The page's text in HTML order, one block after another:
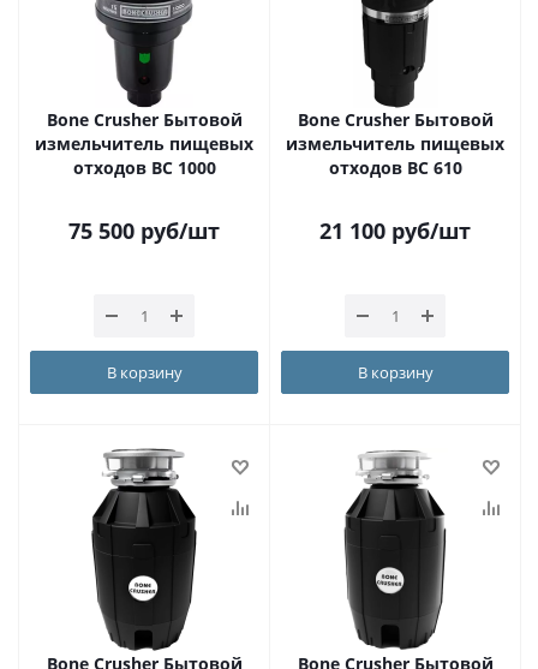
Bone Crusher Бытовой
измельчитель пищевых
отходов BC 1000
75 500 руб/шт
В корзину
Bone Crusher Бытовой
измельчитель пищевых
отходов BC 610
21 100 руб/шт
В корзину
Bone Crusher Бытовой
Bone Crusher Бытовой